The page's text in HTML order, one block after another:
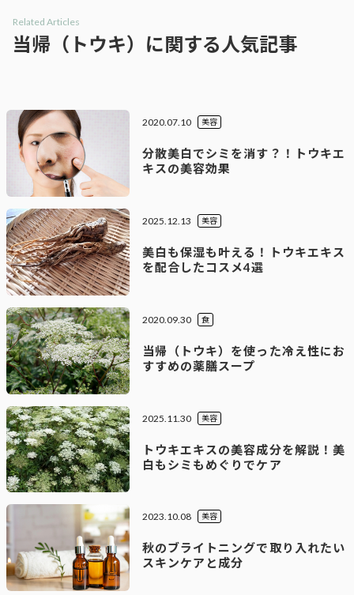
Related Articles
当帰（トウキ）に関する人気記事
2020.07.10
分散美白でシミを消す？！トウキエ
キスの美容効果
美容
2025.12.13
美白も保湿も叶える！トウキエキス
を配合したコスメ4選
美容
2020.09.30
当帰（トウキ）を使った冷え性にお
すすめの薬膳スープ
食
2025.11.30
トウキエキスの美容成分を解説！美
白もシミもめぐりでケア
美容
2023.10.08
秋のブライトニングで取り入れたい
スキンケアと成分
美容